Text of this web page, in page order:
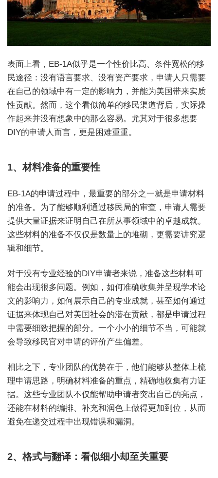
表面上看，EB-1A似乎是一个性价比高、条件宽松的移
民途径：没有语言要求、没有资产要求，申请人只需要
在自己的领域中有一定的影响力，并能为美国带来实质
性贡献。然而，这个看似简单的移民渠道背后，实际操
作起来并没有想象中的那么容易。尤其对于很多想要
DIY的申请人而言，更是困难重重。
1、材料准备的重要性
EB-1A的申请过程中，最重要的部分之一就是申请材料
的准备。为了能够顺利通过移民局的审查，申请人需要
提供大量证据来证明自己在所从事领域中的卓越成就。
这些材料的准备不仅仅是数量上的堆砌，更需要讲究逻
辑和细节。
对于没有专业经验的DIY申请者来说，准备这些材料可
能会出现很多问题。例如，如何准确收集并呈现学术论
文的影响力，如何展示自己的专业成就，甚至如何通过
证据来体现自己对美国社会的潜在贡献，都是申请过程
中需要细致把握的部分。一个小小的细节不当，可能就
会导致移民官对申请的评价产生偏差。
相比之下，专业团队的优势在于，他们能够从整体上梳
理申请思路，明确材料准备的重点，精确地收集有力证
据。这些专业团队不仅能帮助申请者突出自己的亮点，
还能在材料的编排、补充和润色上做得更加到位，从而
避免在递交过程中出现错误和漏洞。
2、格式与翻译：看似细小却至关重要